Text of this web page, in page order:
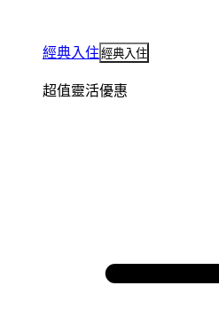
經典入住經典入住
超值靈活優惠